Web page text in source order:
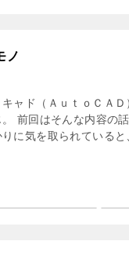
ノ
ャド（ＡｕｔｏＣＡＤ
前回はそんな内容の
りに気を取られている